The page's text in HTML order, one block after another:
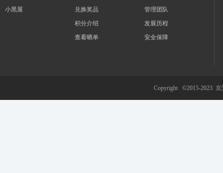
小黑屋
兑换奖品
积分介绍
查看晒单
管理团队
发展历程
安全保障
Copyright ©2015-2023 京